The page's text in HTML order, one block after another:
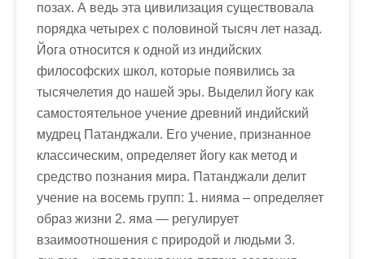
позах. А ведь эта цивилизация существовала
порядка четырех с половиной тысяч лет назад.
Йога относится к одной из индийских
философских школ, которые появились за
тысячелетия до нашей эры. Выделил йогу как
самостоятельное учение древний индийский
мудрец Патанджали. Его учение, признанное
классическим, определяет йогу как метод и
средство познания мира. Патанджали делит
учение на восемь групп: 1. нияма – определяет
образ жизни 2. яма — регулирует
взаимоотношения с природой и людьми 3.